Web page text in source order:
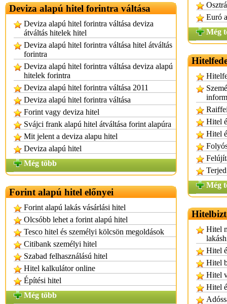
Deviza alapú hitel forintra váltása
Deviza alapú hitel forintra váltása deviza
átváltás hitelek hitel
Deviza alapú hitel forintra váltása hitel átváltás
forintra
Deviza alapú hitel forintra váltása deviza alapú
hitelek forintra
Deviza alapú hitel forintra váltása 2011
Deviza alapú hitel forintra váltása
Forint vagy deviza hitel
Svájci frank alapú hitel átváltása forint alapúra
Mit jelent a deviza alapu hitel
Deviza alapú hitel
Még több
Forint alapú hitel előnyei
Forint alapú lakás vásárlási hitel
Olcsóbb lehet a forint alapú hitel
Tesco hitel és személyi kölcsön megoldások
Citibank személyi hitel
Szabad felhasználású hitel
Hitel kalkulátor online
Építési hitel
Még több
Euró
Még
Hitel
Hitel
Még
Hitel
Hitel
Hitel
Hitel
Hitel